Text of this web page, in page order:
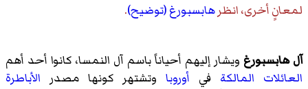
لمعانٍ أخرى، انظرهابسبورغ (توضيح).
آل هابسبورغ ويشار إليهم أحياناً باسم آل النمسا، كانوا أحد أهم
العائلات المالكة في أوروبا وتشتهر كونها مصدر الأباطرة